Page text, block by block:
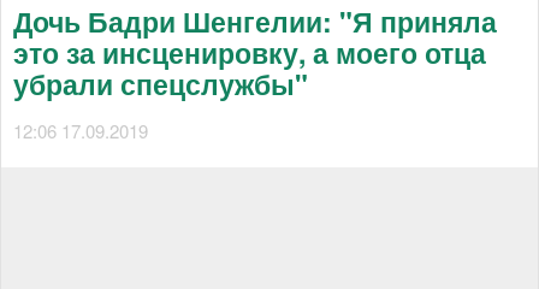
Дочь Бадри Шенгелии: "Я приняла
это за инсценировку, а моего отца
убрали спецслужбы"
12:06 17.09.2019